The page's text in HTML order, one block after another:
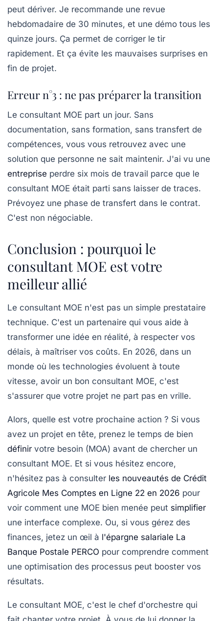
peut dériver. Je recommande une revue
hebdomadaire de 30 minutes, et une démo tous les
quinze jours. Ça permet de corriger le tir
rapidement. Et ça évite les mauvaises surprises en
fin de projet.
Erreur n°3 : ne pas préparer la transition
Le consultant MOE part un jour. Sans
documentation, sans formation, sans transfert de
compétences, vous vous retrouvez avec une
solution que personne ne sait maintenir. J'ai vu une
entreprise perdre six mois de travail parce que le
consultant MOE était parti sans laisser de traces.
Prévoyez une phase de transfert dans le contrat.
C'est non négociable.
Conclusion : pourquoi le
consultant MOE est votre
meilleur allié
Le consultant MOE n'est pas un simple prestataire
technique. C'est un partenaire qui vous aide à
transformer une idée en réalité, à respecter vos
délais, à maîtriser vos coûts. En 2026, dans un
monde où les technologies évoluent à toute
vitesse, avoir un bon consultant MOE, c'est
s'assurer que votre projet ne part pas en vrille.
Alors, quelle est votre prochaine action ? Si vous
avez un projet en tête, prenez le temps de bien
définir votre besoin (MOA) avant de chercher un
consultant MOE. Et si vous hésitez encore,
n'hésitez pas à consulter les nouveautés de Crédit
Agricole Mes Comptes en Ligne 22 en 2026 pour
voir comment une MOE bien menée peut simplifier
une interface complexe. Ou, si vous gérez des
finances, jetez un œil à l'épargne salariale La
Banque Postale PERCO pour comprendre comment
une optimisation des processus peut booster vos
résultats.
Le consultant MOE, c'est le chef d'orchestre qui